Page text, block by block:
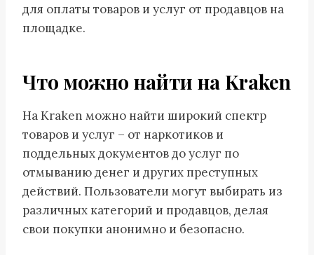
для оплаты товаров и услуг от продавцов на
площадке.
Что можно найти на Kraken
На Kraken можно найти широкий спектр
товаров и услуг – от наркотиков и
поддельных документов до услуг по
отмыванию денег и других преступных
действий. Пользователи могут выбирать из
различных категорий и продавцов, делая
свои покупки анонимно и безопасно.